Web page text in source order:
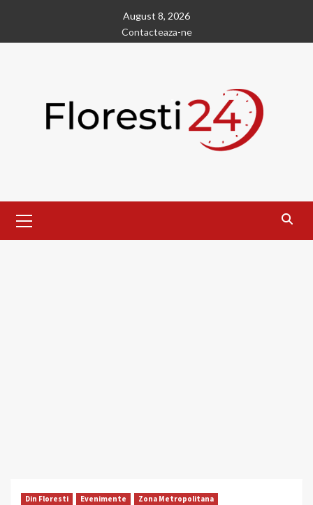
content
August 8, 2026
Contacteaza-ne
Menu
Din Floresti Evenimente Zona Metropolitana